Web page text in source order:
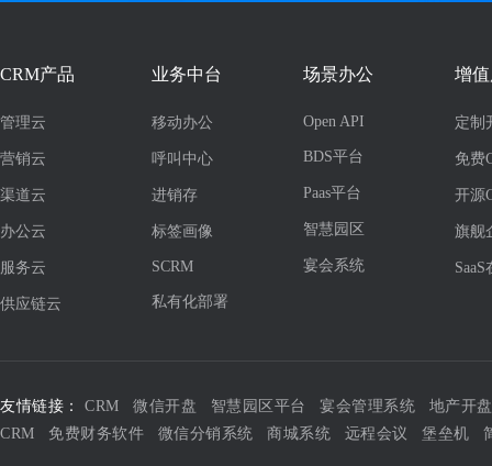
CRM产品
管理云
营销云
渠道云
办公云
服务云
供应链云
业务中台
移动办公
呼叫中心
进销存
标签画像
SCRM
私有化部署
场景办公
Open API
BDS平台
Paas平台
智慧园区
宴会系统
增
定制
免费
开源
旗舰
友情链接： CRM 微信开盘 智慧园区平台 宴会管理系统
地产开
CRM
免费财务软件 微信分销系统 商城系统 远程会议 堡垒机